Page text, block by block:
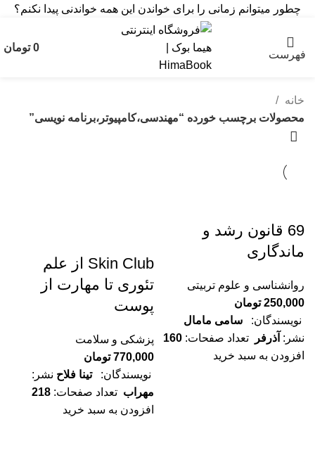
چطور میتوانم زمانی را برای خواندن این همه خواندنی پیدا نکنم؟
فهرست
0 تومان
خانه
محصولات برچسب خورده “مهندسی،کامپیوتر،برنامه نویسی”
69 قانون رشد و
ماندگاری
روانشناسی و علوم تربیتی
250,000 تومان
نویسندگان:
سامی مامال
نشر: آذرفر تعداد صفحات:
افزودن به سبد خرید
Skin Club از علم
تئوری تا مهارت از
پوست
پزشکی و سلامت
770,000 تومان
نویسندگان:
تینا فلاح نشر:
مهراب تعداد صفحات:
افزودن به سبد خرید